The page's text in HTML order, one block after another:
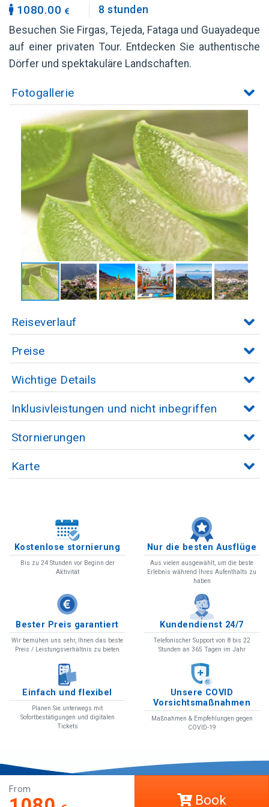
1080.00
8 stunden
Besuchen Sie Firgas, Tejeda, Fataga und Guayadeque
auf einer privaten Tour. Entdecken Sie authentische
Dörfer und spektakuläre Landschaften.
Fotogallerie
Reiseverlauf
Preise
Wichtige Details
Inklusivleistungen und nicht inbegriffen
Stornierungen
Karte
Kostenlose stornierung
Bis zu 24 Stunden vor Beginn der
Aktivität
Nur die besten Ausflüge
Aus vielen ausgewählt, um die beste
Erlebnis während Ihres Aufenthalts zu
haben
Bester Preis garantiert
Wir bemühen uns sehr, Ihnen das beste
Preis / Leistungsverhältnis zu bieten
Kundendienst 24/7
Telefonischer Support von 8 bis 22
Stunden an 365 Tagen im Jahr
Einfach und flexibel
Planen Sie unterwegs mit
Sofortbestätigungen und digitalen
Tickets
Unsere COVID
Vorsichtsmaßnahmen
Maßnahmen & Empfehlungen gegen
COVID-19
From
Book